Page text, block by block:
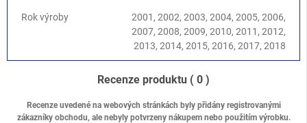
Rok výroby
2001, 2002, 2003, 2004, 2005, 2006,
2007, 2008, 2009, 2010, 2011, 2012,
2013, 2014, 2015, 2016, 2017, 2018
Recenze produktu ( 0 )
Recenze uvedené na webových stránkách byly přidány registrovanými
zákazníky obchodu, ale nebyly potvrzeny nákupem nebo použitím výrobku.